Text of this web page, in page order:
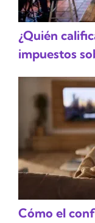
¿Quién
impuestos
Cómo el